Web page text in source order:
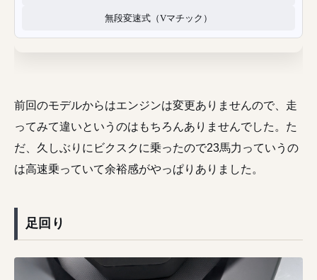
無段変速式（Vマチック）
前回のモデルからはエンジンは変更ありませんので、走
ってみて違いというのはもちろんありませんでした。た
だ、久しぶりにビクスクに乗ったので23馬力っていうの
は高速乗っていて余裕感がやっぱりありました。
足回り